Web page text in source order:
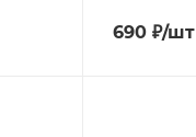
690₽/шт